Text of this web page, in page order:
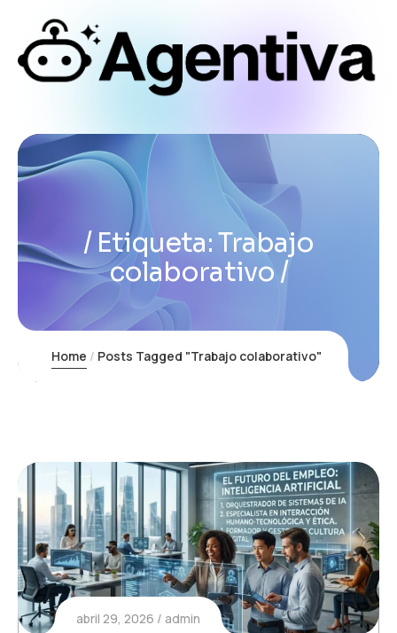
Etiqueta:Trabajo
colaborativo
Home Posts Tagged "Trabajo colaborativo"
abril 29, 2026 admin